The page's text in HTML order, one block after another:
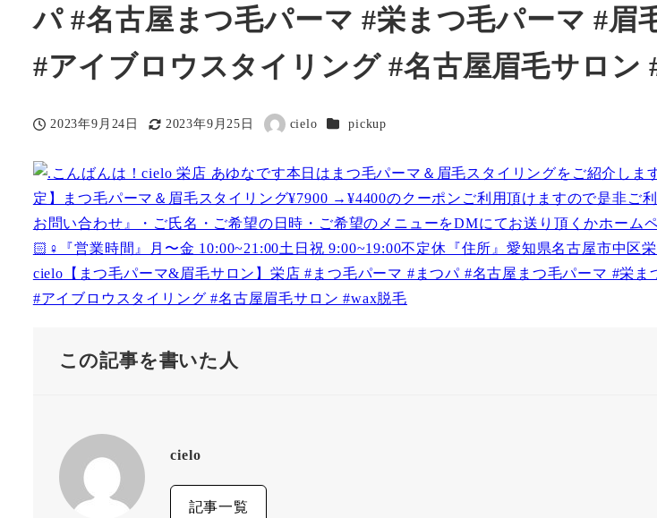
パ #名古屋まつ毛パーマ #栄まつ毛パーマ #眉
#アイブロウスタイリング #名古屋眉毛サロン
投稿日
2023年9月24日
更新日
2023年9月25日
著
cielo カテゴリー
pickup
この記事を書いた人
cielo
記事一覧